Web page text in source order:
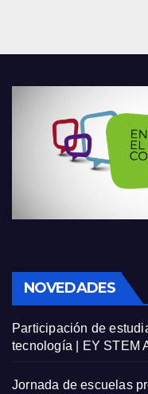
NOVEDADES
Participación de
tecnología | EY STEM
Jornada de escuelas